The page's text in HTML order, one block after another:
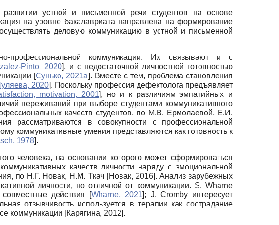
устной и письменной речи студентов на основе
на уровне бакалавриата направлена на формирование
деловую коммуникацию в устной и письменной
профессиональной коммуникации. Их связывают и с
Pinto, 2020], и с недостаточной личностной готовностью
[Сунько, 2021а]. Вместе с тем, проблема становления
2020]. Поскольку профессия дефектолога предъявляет
motivation, 2001], но и к различиям эмпатийных и
переживаний при выборе студентами коммуникативного
качеств студентов, по М.В. Ермолаевой, Е.И.
рассматриваются в совокупности с профессиональной
коммуникативные умения представляются как готовность к
1978].
человека, на основании которого может сформироваться
качеств личности наряду с эмоциональной
по Н.Г. Новак, Н.М. Ткач [Новак, 2016]. Анализ зарубежных
личности, но отличной от коммуникации. S. Wharne
действия
[Wharne, 2021]; J. Cromby интересует
отзывчивость используется в терапии как сострадание
коммуникации [Карягина, 2012].